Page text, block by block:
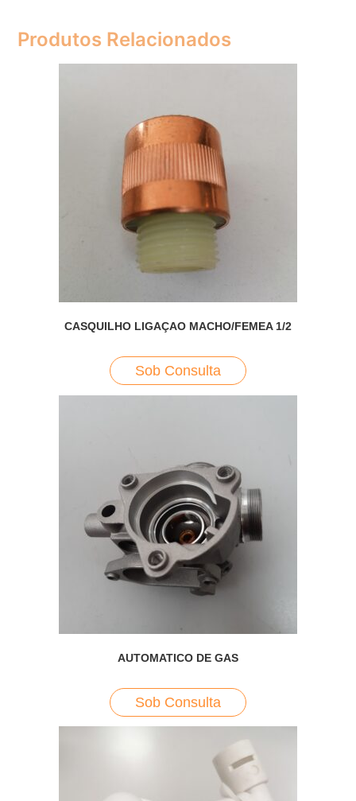
Produtos Relacionados
CASQUILHO LIGAÇAO MACHO/FEMEA 1/2
Sob Consulta
AUTOMATICO DE GAS
Sob Consulta